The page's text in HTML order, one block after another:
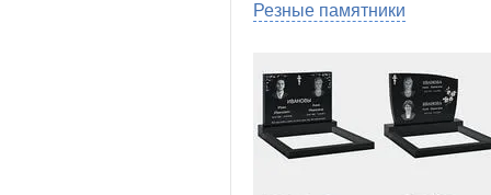
Резные памятники